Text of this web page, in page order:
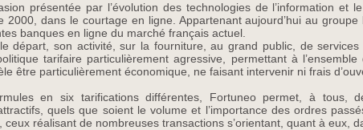
présentée par l’évolution des technologies de l’information et
2000, dans le courtage en ligne. Appartenant aujourd’hui au
banques en ligne du marché français actuel.
départ, son activité, sur la fourniture, au grand public, de
tarifaire particulièrement agressive, permettant à
être particulièrement économique, ne faisant intervenir ni frais
en six tarifications différentes, Fortuneo permet, à
quels que soient le volume et l’importance des ordres
ceux réalisant de nombreuses transactions s’orientant, quant à eux,